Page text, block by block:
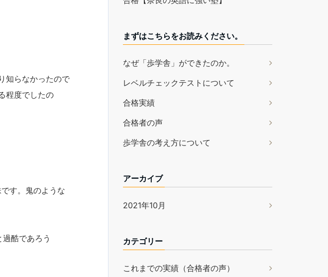
知らなかったので
程度でしたの
す。鬼のような
酷であろう
まずはこちらをお読みください。
なぜ「歩学舎」ができたのか。
レベルチェックテストについて
合格実績
合格者の声
歩学舎の考え方について
アーカイブ
2021年10月
カテゴリー
これまでの実績（合格者の声）